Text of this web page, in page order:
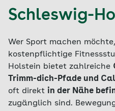
Schleswig-
Wer Sport machen
kostenpflichtige
Holstein bietet zahlreiche
Trimm-dich-Pfade und
oft direkt in der Nähe
zugänglich sind.